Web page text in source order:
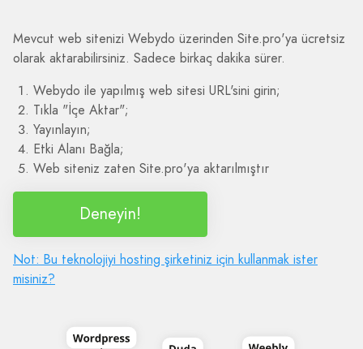
Mevcut web sitenizi Webydo üzerinden Site.pro'ya ücretsiz
olarak aktarabilirsiniz. Sadece birkaç dakika sürer.
Webydo ile yapılmış web sitesi URL'sini girin;
Tıkla "İçe Aktar";
Yayınlayın;
Etki Alanı Bağla;
Web siteniz zaten Site.pro'ya aktarılmıştır
Deneyin!
Not: Bu teknolojiyi hosting şirketiniz için kullanmak ister
misiniz?